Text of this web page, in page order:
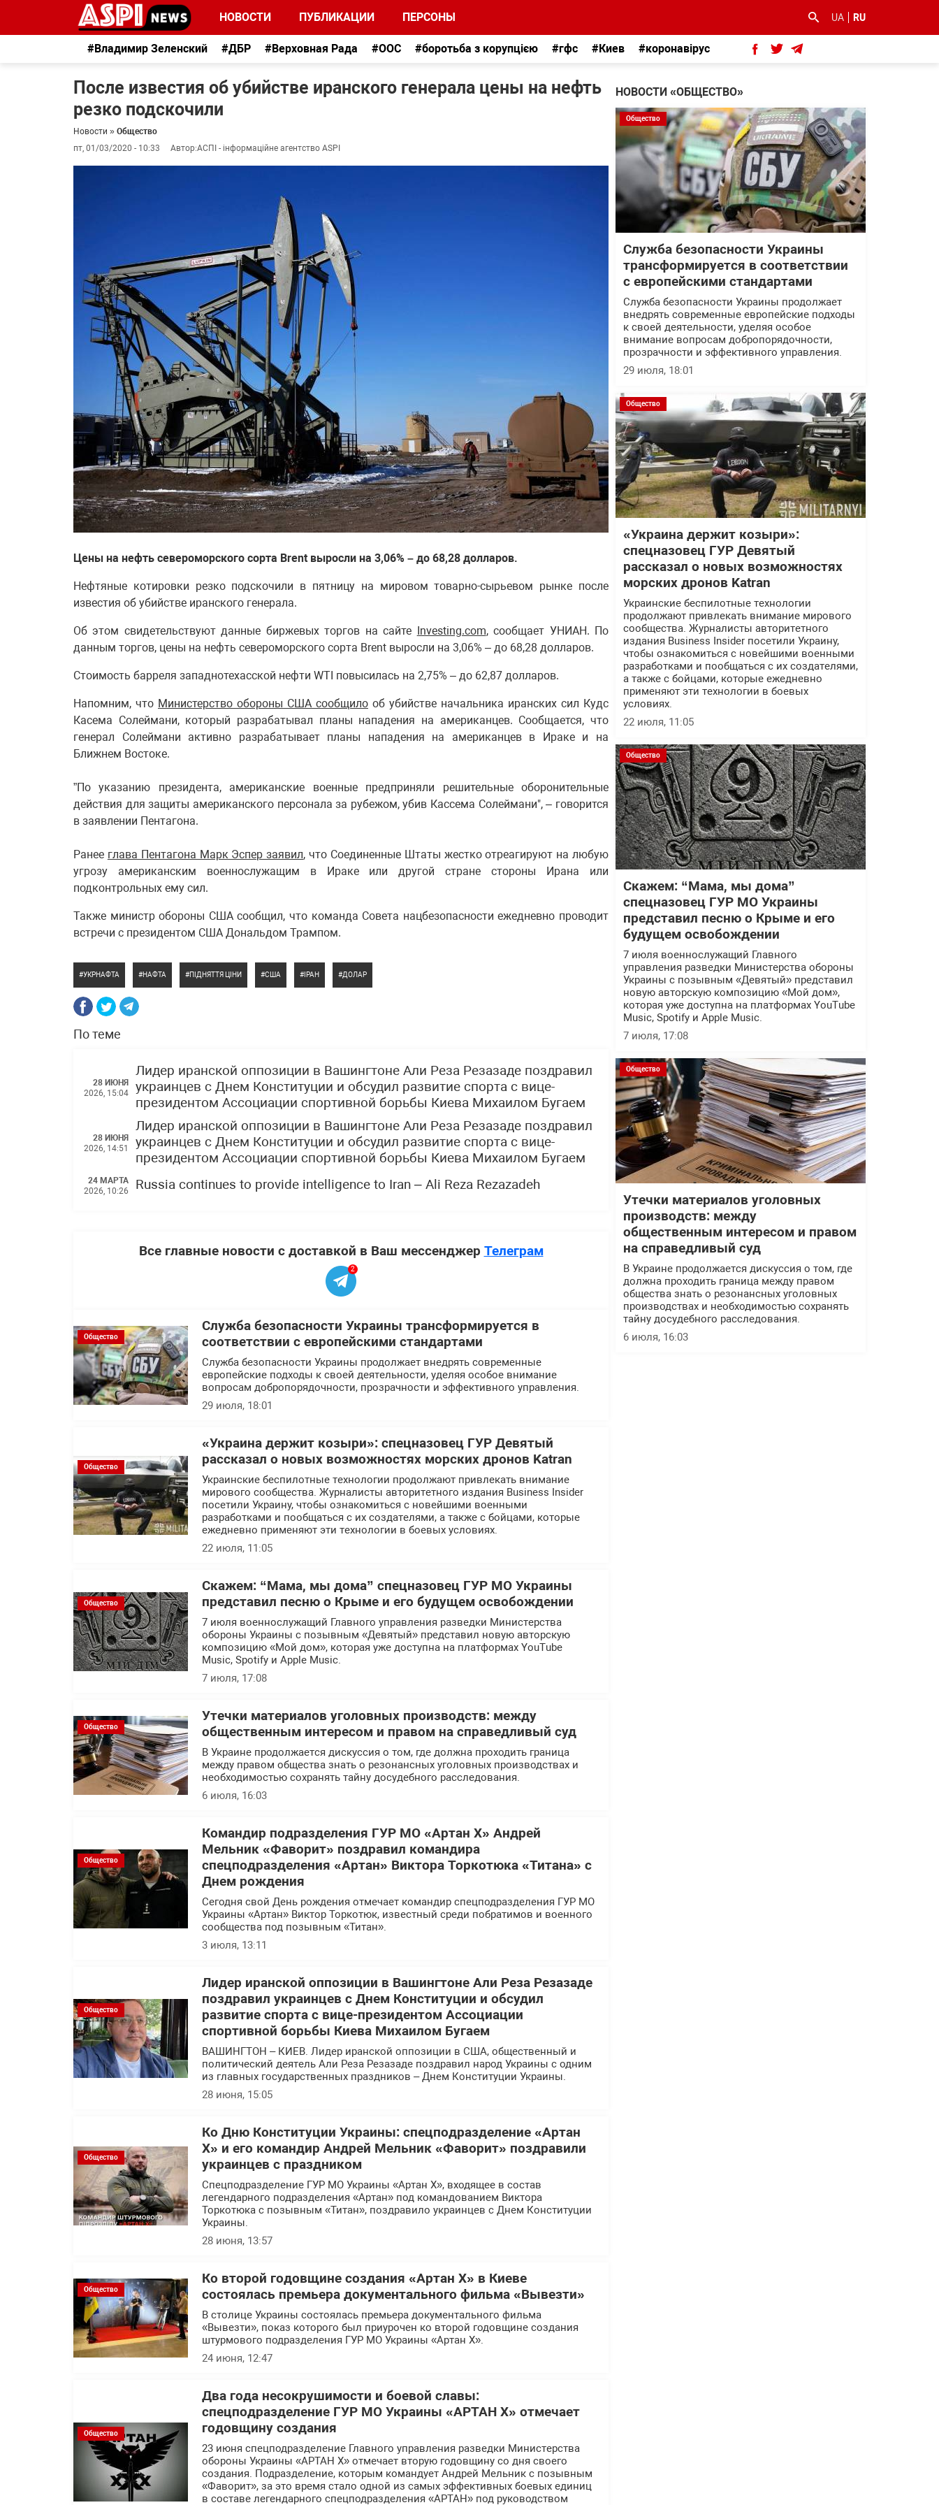
НОВОСТИ ПУБЛИКАЦИИ ПЕРСОНЫ UA RU
#Владимир Зеленский #ДБР #Верховная Рада #ООС #боротьба з корупцією #гфс #Киев #коронавірус
После известия об убийстве иранского генерала цены на нефть
резко подскочили
Новости » Общество
пт, 01/03/2020 - 10:33
Автор:АСПІ - інформаційне агентство ASPI
Цены на нефть североморского сорта Brent выросли на 3,06% – до 68,28 долларов.
Нефтяные котировки резко подскочили в пятницу на мировом товарно-сырьевом рынке после
известия об убийстве иранского генерала.
Об этом свидетельствуют данные биржевых торгов на сайте Investing.com, сообщает УНИАН. По
данным торгов, цены на нефть североморского сорта Brent выросли на 3,06% – до 68,28 долларов.
Стоимость барреля западнотехасской нефти WTI повысилась на 2,75% – до 62,87 долларов.
Напомним, что Министерство обороны США сообщило об убийстве начальника иранских сил Кудс
Касема Солеймани, который разрабатывал планы нападения на американцев. Сообщается, что
генерал Солеймани активно разрабатывает планы нападения на американцев в Ираке и на
Ближнем Востоке.
”По указанию президента, американские военные предприняли решительные оборонительные
действия для защиты американского персонала за рубежом, убив Кассема Солеймани", – говорится
в заявлении Пентагона.
Ранее глава Пентагона Марк Эспер заявил, что Соединенные Штаты жестко отреагируют на любую
угрозу американским военнослужащим в Ираке или другой стране стороны Ирана или
подконтрольных ему сил.
Также министр обороны США сообщил, что команда Совета нацбезопасности ежедневно проводит
встречи с президентом США Дональдом Трампом.
УКРНАФТА НАФТА ПІДНЯТТЯ ЦІНИ США ІРАН ДОЛАР
По теме
28 ИЮНЯ
2026, 15:04
Лидер иранской оппозиции в Вашингтоне Али Реза Резазаде поздравил
украинцев с Днем Конституции и обсудил развитие спорта с вице-
президентом Ассоциации спортивной борьбы Киева Михаилом Бугаем
28 ИЮНЯ
2026, 14:51
Лидер иранской оппозиции в Вашингтоне Али Реза Резазаде поздравил
украинцев с Днем Конституции и обсудил развитие спорта с вице-
президентом Ассоциации спортивной борьбы Киева Михаилом Бугаем
24 МАРТА
2026, 10:26
Russia continues to provide intelligence to Iran – Ali Reza Rezazadeh
Все главные новости с доставкой в Ваш мессенджер Телеграм
2
Общество
Служба безопасности Украины трансформируется в
соответствии с европейскими стандартами
Служба безопасности Украины продолжает внедрять современные
европейские подходы к своей деятельности, уделяя особое внимание
вопросам добропорядочности, прозрачности и эффективного управления.
29 июля, 18:01
Общество
«Украина держит козыри»: спецназовец ГУР Девятый
рассказал о новых возможностях морских дронов Katran
Украинские беспилотные технологии продолжают привлекать внимание
мирового сообщества. Журналисты авторитетного издания Business Insider
посетили Украину, чтобы ознакомиться с новейшими военными
разработками и пообщаться с их создателями, а также с бойцами, которые
ежедневно применяют эти технологии в боевых условиях.
22 июля, 11:05
Общество
Скажем: “Мама, мы дома” спецназовец ГУР МО Украины
представил песню о Крыме и его будущем освобождении
7 июля военнослужащий Главного управления разведки Министерства
обороны Украины с позывным «Девятый» представил новую авторскую
композицию «Мой дом», которая уже доступна на платформах YouTube
Music, Spotify и Apple Music.
7 июля, 17:08
Общество
Утечки материалов уголовных производств: между
общественным интересом и правом на справедливый суд
В Украине продолжается дискуссия о том, где должна проходить граница
между правом общества знать о резонансных уголовных производствах и
необходимостью сохранять тайну досудебного расследования.
6 июля, 16:03
Общество
Командир подразделения ГУР МО «Артан Х» Андрей
Мельник «Фаворит» поздравил командира
спецподразделения «Артан» Виктора Торкотюка «Титана» с
Днем рождения
Сегодня свой День рождения отмечает командир спецподразделения ГУР МО
Украины «Артан» Виктор Торкотюк, известный среди побратимов и военного
сообщества под позывным «Титан».
3 июля, 13:11
Общество
Лидер иранской оппозиции в Вашингтоне Али Реза Резазаде
поздравил украинцев с Днем Конституции и обсудил
развитие спорта с вице-президентом Ассоциации
спортивной борьбы Киева Михаилом Бугаем
ВАШИНГТОН – КИЕВ. Лидер иранской оппозиции в США, общественный и
политический деятель Али Реза Резазаде поздравил народ Украины с одним
из главных государственных праздников – Днем Конституции Украины.
28 июня, 15:05
Общество
Ко Дню Конституции Украины: спецподразделение «Артан
Х» и его командир Андрей Мельник «Фаворит» поздравили
украинцев с праздником
Спецподразделение ГУР МО Украины «Артан Х», входящее в состав
легендарного подразделения «Артан» под командованием Виктора
Торкотюка с позывным «Титан», поздравило украинцев с Днем Конституции
Украины.
28 июня, 13:57
Общество
Ко второй годовщине создания «Артан Х» в Киеве
состоялась премьера документального фильма «Вывезти»
В столице Украины состоялась премьера документального фильма
«Вывезти», показ которого был приурочен ко второй годовщине создания
штурмового подразделения ГУР МО Украины «Артан Х».
24 июня, 12:47
Общество
Два года несокрушимости и боевой славы:
спецподразделение ГУР МО Украины «АРТАН Х» отмечает
годовщину создания
23 июня спецподразделение Главного управления разведки Министерства
обороны Украины «АРТАН Х» отмечает вторую годовщину со дня своего
создания. Подразделение, которым командует Андрей Мельник с позывным
«Фаворит», за это время стало одной из самых эффективных боевых единиц
в составе легендарного спецподразделения «АРТАН» под руководством
НОВОСТИ «ОБЩЕСТВО»
Общество
Служба безопасности Украины
трансформируется в соответствии
с европейскими стандартами
Служба безопасности Украины продолжает
внедрять современные европейские подходы
к своей деятельности, уделяя особое
внимание вопросам добропорядочности,
прозрачности и эффективного управления.
29 июля, 18:01
Общество
«Украина держит козыри»:
спецназовец ГУР Девятый
рассказал о новых возможностях
морских дронов Katran
Украинские беспилотные технологии
продолжают привлекать внимание мирового
сообщества. Журналисты авторитетного
издания Business Insider посетили Украину,
чтобы ознакомиться с новейшими военными
разработками и пообщаться с их создателями,
а также с бойцами, которые ежедневно
применяют эти технологии в боевых
условиях.
22 июля, 11:05
Общество
Скажем: “Мама, мы дома”
спецназовец ГУР МО Украины
представил песню о Крыме и его
будущем освобождении
7 июля военнослужащий Главного
управления разведки Министерства обороны
Украины с позывным «Девятый» представил
новую авторскую композицию «Мой дом»,
которая уже доступна на платформах YouTube
Music, Spotify и Apple Music.
7 июля, 17:08
Общество
Утечки материалов уголовных
производств: между
общественным интересом и правом
на справедливый суд
В Украине продолжается дискуссия о том, где
должна проходить граница между правом
общества знать о резонансных уголовных
производствах и необходимостью сохранять
тайну досудебного расследования.
6 июля, 16:03